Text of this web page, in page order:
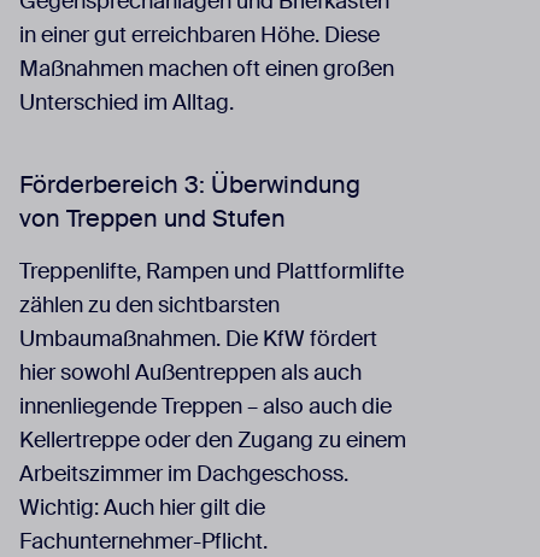
in einer gut erreichbaren Höhe. Diese
Maßnahmen machen oft einen großen
Unterschied im Alltag.
Förderbereich 3: Überwindung
von Treppen und Stufen
Treppenlifte, Rampen und Plattformlifte
zählen zu den sichtbarsten
Umbaumaßnahmen. Die KfW fördert
hier sowohl Außentreppen als auch
innenliegende Treppen – also auch die
Kellertreppe oder den Zugang zu einem
Arbeitszimmer im Dachgeschoss.
Wichtig: Auch hier gilt die
Fachunternehmer-Pflicht.